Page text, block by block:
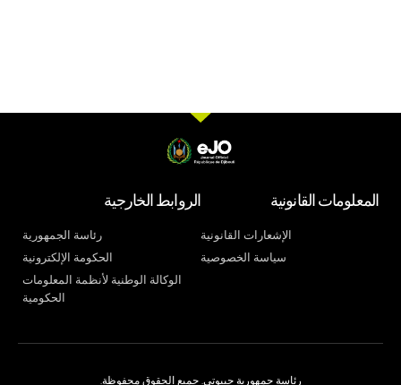
المعلومات القانونية
الإشعارات القانونية
سياسة الخصوصية
الروابط الخارجية
رئاسة الجمهورية
الحكومة الإلكترونية
الوكالة الوطنية لأنظمة المعلومات
الحكومية
رئاسة جمهورية جيبوتي. جميع الحقوق محفوظة.